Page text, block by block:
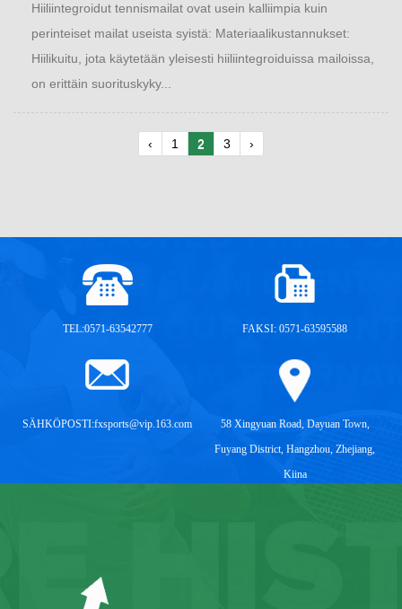
Hiiliintegroidut tennismailat ovat usein kalliimpia kuin
perinteiset mailat useista syistä: Materiaalikustannukset:
Hiilikuitu, jota käytetään yleisesti hiiliintegroiduissa mailoissa,
on erittäin suorituskyky...
‹ 1 2 3 ›
TEL:0571-63542777 FAKSI: 0571-63595588
SÄHKÖPOSTI:fxsports@vip.163.com
58 Xingyuan Road, Dayuan Town,
Fuyang District, Hangzhou, Zhejiang,
Kiina